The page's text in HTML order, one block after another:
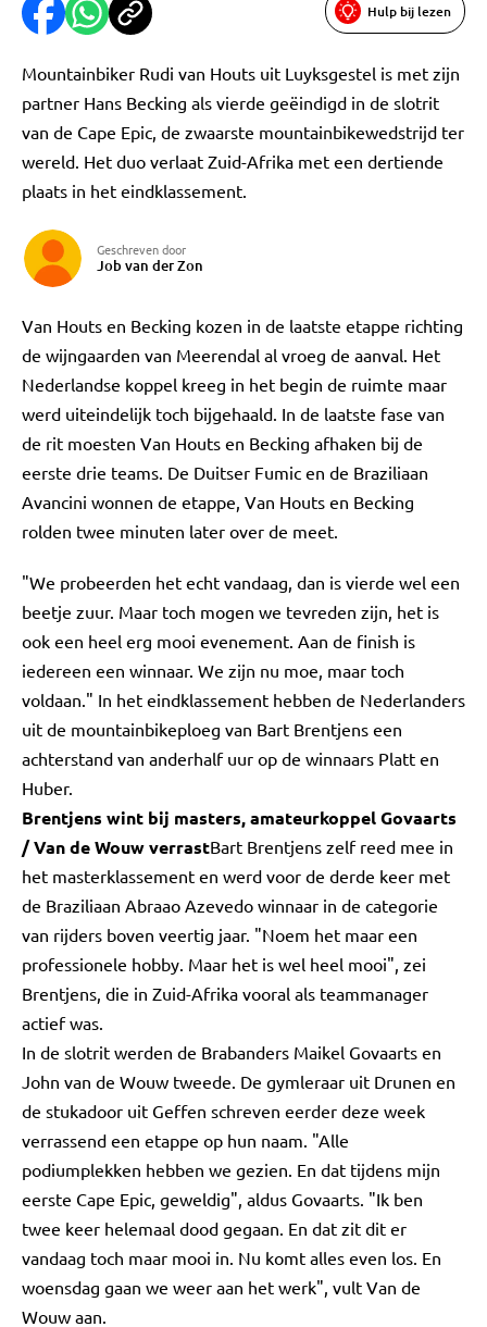
Hulp bij lezen
Mountainbiker Rudi van Houts uit Luyksgestel is met zijn
partner Hans Becking als vierde geëindigd in de slotrit
van de Cape Epic, de zwaarste mountainbikewedstrijd ter
wereld. Het duo verlaat Zuid-Afrika met een dertiende
plaats in het eindklassement.
Geschreven door
Job van der Zon
Van Houts en Becking kozen in de laatste etappe richting
de wijngaarden van Meerendal al vroeg de aanval. Het
Nederlandse koppel kreeg in het begin de ruimte maar
werd uiteindelijk toch bijgehaald. In de laatste fase van
de rit moesten Van Houts en Becking afhaken bij de
eerste drie teams. De Duitser Fumic en de Braziliaan
Avancini wonnen de etappe, Van Houts en Becking
rolden twee minuten later over de meet.
"We probeerden het echt vandaag, dan is vierde wel een
beetje zuur. Maar toch mogen we tevreden zijn, het is
ook een heel erg mooi evenement. Aan de finish is
iedereen een winnaar. We zijn nu moe, maar toch
voldaan." In het eindklassement hebben de Nederlanders
uit de mountainbikeploeg van Bart Brentjens een
achterstand van anderhalf uur op de winnaars Platt en
Huber.
Brentjens wint bij masters, amateurkoppel Govaarts
/ Van de Wouw verrastBart Brentjens zelf reed mee in
het masterklassement en werd voor de derde keer met
de Braziliaan Abraao Azevedo winnaar in de categorie
van rijders boven veertig jaar. "Noem het maar een
professionele hobby. Maar het is wel heel mooi", zei
Brentjens, die in Zuid-Afrika vooral als teammanager
actief was.
In de slotrit werden de Brabanders Maikel Govaarts en
John van de Wouw tweede. De gymleraar uit Drunen en
de stukadoor uit Geffen schreven eerder deze week
verrassend een etappe op hun naam. "Alle
podiumplekken hebben we gezien. En dat tijdens mijn
eerste Cape Epic, geweldig", aldus Govaarts. "Ik ben
twee keer helemaal dood gegaan. En dat zit dit er
vandaag toch maar mooi in. Nu komt alles even los. En
woensdag gaan we weer aan het werk", vult Van de
Wouw aan.